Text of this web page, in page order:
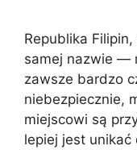
Republika
samej nazwie —
zawsze bardzo
niebezpiecznie,
miejscowi są
lepiej jest